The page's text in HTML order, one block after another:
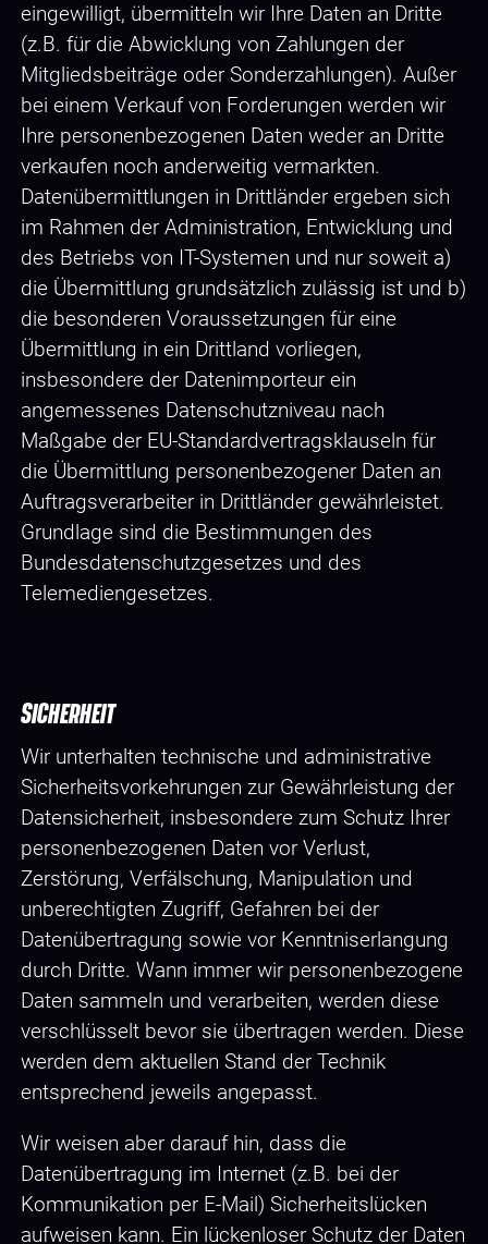
eingewilligt, übermitteln wir Ihre Daten an Dritte
(z.B. für die Abwicklung von Zahlungen der
Mitgliedsbeiträge oder Sonderzahlungen). Außer
bei einem Verkauf von Forderungen werden wir
Ihre personenbezogenen Daten weder an Dritte
verkaufen noch anderweitig vermarkten.
Datenübermittlungen in Drittländer ergeben sich
im Rahmen der Administration, Entwicklung und
des Betriebs von IT-Systemen und nur soweit a)
die Übermittlung grundsätzlich zulässig ist und b)
die besonderen Voraussetzungen für eine
Übermittlung in ein Drittland vorliegen,
insbesondere der Datenimporteur ein
angemessenes Datenschutzniveau nach
Maßgabe der EU-Standardvertragsklauseln für
die Übermittlung personenbezogener Daten an
Auftragsverarbeiter in Drittländer gewährleistet.
Grundlage sind die Bestimmungen des
Bundesdatenschutzgesetzes und des
Telemediengesetzes.
SICHERHEIT
Wir unterhalten technische und administrative
Sicherheitsvorkehrungen zur Gewährleistung der
Datensicherheit, insbesondere zum Schutz Ihrer
personenbezogenen Daten vor Verlust,
Zerstörung, Verfälschung, Manipulation und
unberechtigten Zugriff, Gefahren bei der
Datenübertragung sowie vor Kenntniserlangung
durch Dritte. Wann immer wir personenbezogene
Daten sammeln und verarbeiten, werden diese
verschlüsselt bevor sie übertragen werden. Diese
werden dem aktuellen Stand der Technik
entsprechend jeweils angepasst.
Wir weisen aber darauf hin, dass die
Datenübertragung im Internet (z.B. bei der
Kommunikation per E-Mail) Sicherheitslücken
aufweisen kann. Ein lückenloser Schutz der Daten